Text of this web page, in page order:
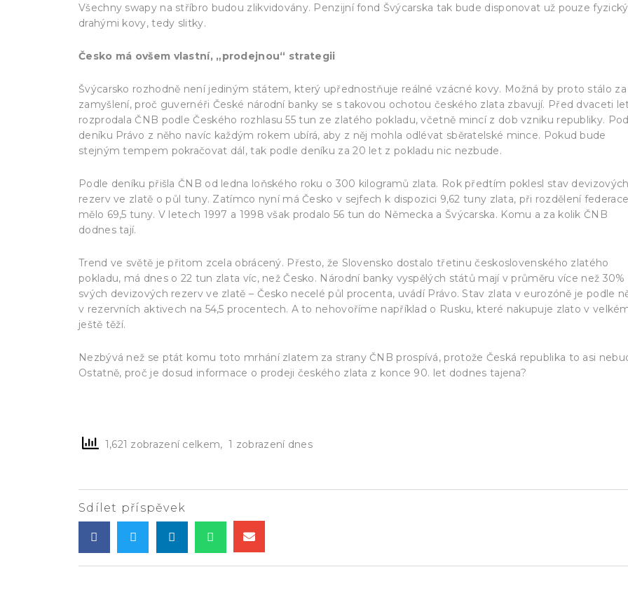
Všechny swapy na stříbro budou zlikvidovány. Penzijní fond Švýcarska tak bude disponovat už pouze
drahými kovy, tedy slitky.
Česko má ovšem vlastní, „prodejnou“ strategii
Švýcarsko rozhodně není jediným státem, který upřednostňuje reálné vzácné kovy. Možná by proto stálo za
zamyšlení, proč guvernéři České národní banky se s takovou ochotou českého zlata zbavují. Před dvaceti
rozprodala ČNB podle Českého rozhlasu 55 tun ze zlatého pokladu, včetně mincí z dob vzniku republiky.
deníku Právo z něho navíc každým rokem ubírá, aby z něj mohla odlévat sběratelské mince. Pokud bude
stejným tempem pokračovat dál, tak podle deníku za 20 let z pokladu nic nezbude.
Podle deníku přišla ČNB od ledna loňského roku o 300 kilogramů zlata. Rok předtím poklesl stav devizových
rezerv ve zlatě o půl tuny. Zatímco nyní má Česko v sejfech k dispozici 9,62 tuny zlata, při rozdělení federace
mělo 69,5 tuny. V letech 1997 a 1998 však prodalo 56 tun do Německa a Švýcarska. Komu a za kolik ČNB
dodnes tají.
Trend ve světě je přitom zcela obrácený. Přesto, že Slovensko dostalo třetinu československého zlatého
pokladu, má dnes o 22 tun zlata víc, než Česko. Národní banky vyspělých států mají v průměru více než 30%
svých devizových rezerv ve zlatě – Česko necelé půl procenta, uvádí Právo. Stav zlata v eurozóně je podle
v rezervních aktivech na 54,5 procentech. A to nehovoříme například o Rusku, které nakupuje zlato v
ještě těží.
Nezbývá než se ptát komu toto mrhání zlatem za strany ČNB prospívá, protože Česká republika to asi
Ostatně, proč je dosud informace o prodeji českého zlata z konce 90. let dodnes tajena?
1,621 zobrazení celkem, 1 zobrazení dnes
Sdílet příspěvek